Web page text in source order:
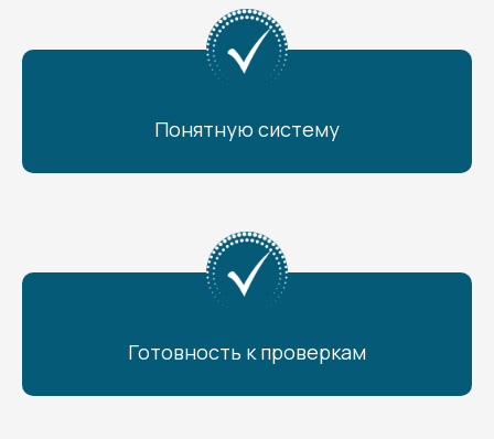
Понятную систему
Готовность к проверкам